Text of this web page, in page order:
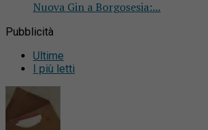
Nuova Gin a Borgosesia:...
Pubblicità
Ultime
I più letti